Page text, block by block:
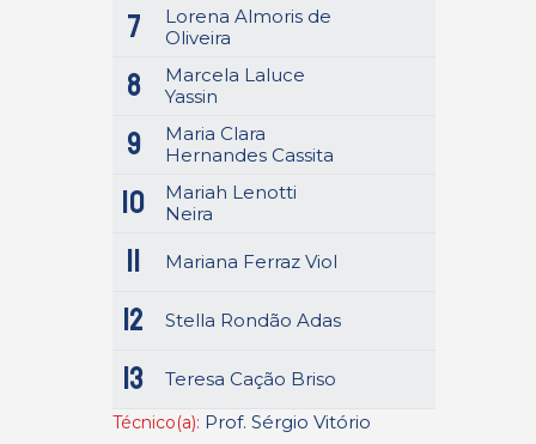
7
Lorena Almoris de
Oliveira
8
Marcela Laluce
Yassin
9
Maria Clara
Hernandes Cassita
10
Mariah Lenotti
Neira
11 Mariana Ferraz Viol
12 Stella Rondão Adas
13 Teresa Cação Briso
Técnico(a): Prof. Sérgio Vitório